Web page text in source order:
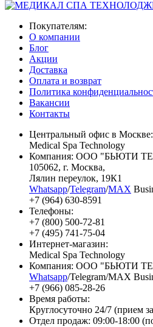
Покупателям:
О компании
Блог
Акции
Доставка
Оплата и возврат
Политика
Вакансии
Контакты
Центральный офис в Москве:
Medical Spa Technology
Компания: ООО "БЬЮТИ
105062, г. Москва,
Лялин переулок, 19К1
Whatsapp/Telegram/MAX
+7 (964) 630-8591
Телефоны:
+7 (800) 500-72-81
+7 (495) 741-75-04
Интернет-магазин:
Medical Spa Technology
Компания: ООО "БЬЮТИ
Whatsapp/Telegram/MAX
+7 (966) 085-28-26
Время работы:
Круглосуточно 24/7 (прием
Отдел продаж: 09:00-18:00